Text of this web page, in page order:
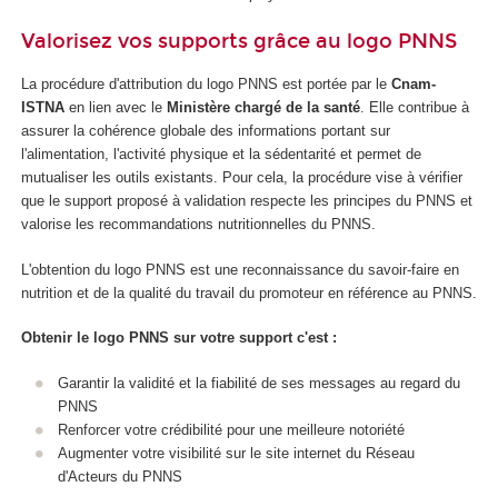
Valorisez vos supports grâce au logo PNNS
La procédure d'attribution du logo PNNS est portée par le Cnam-
ISTNA en lien avec le Ministère chargé de la santé. Elle contribue à
assurer la cohérence globale des informations portant sur
l'alimentation, l'activité physique et la sédentarité et permet de
mutualiser les outils existants. Pour cela, la procédure vise à vérifier
que le support proposé à validation respecte les principes du PNNS et
valorise les recommandations nutritionnelles du PNNS.
L'obtention du logo PNNS est une reconnaissance du savoir-faire en
nutrition et de la qualité du travail du promoteur en référence au PNNS.
Obtenir le logo PNNS sur votre support c'est :
Garantir la validité et la fiabilité de ses messages au regard du
PNNS
Renforcer votre crédibilité pour une meilleure notoriété
Augmenter votre visibilité sur le site internet du Réseau
d'Acteurs du PNNS